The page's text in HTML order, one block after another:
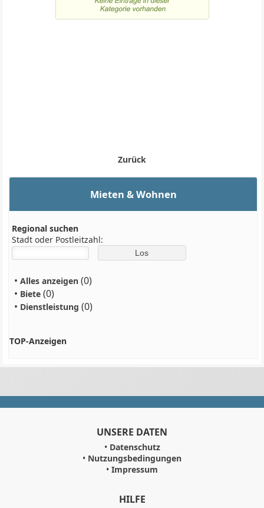
Zurück
Mieten & Wohnen
Regional suchen
Stadt oder Postleitzahl:
• Alles anzeigen(0)
• Biete(0)
• Dienstleistung (0)
TOP-Anzeigen
UNSERE DATEN
• Datenschutz
• Nutzungsbedingungen
• Impressum
HILFE